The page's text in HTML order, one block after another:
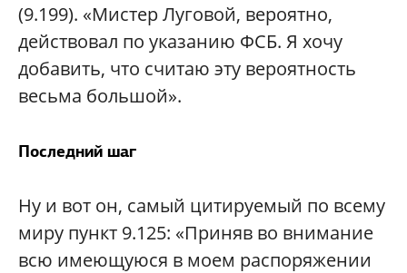
(9.199). «Мистер Луговой, вероятно,
действовал по указанию ФСБ. Я хочу
добавить, что считаю эту вероятность
весьма большой».
Последний шаг
Ну и вот он, самый цитируемый по всему
миру пункт 9.125: «Приняв во внимание
всю имеющуюся в моем распоряжении